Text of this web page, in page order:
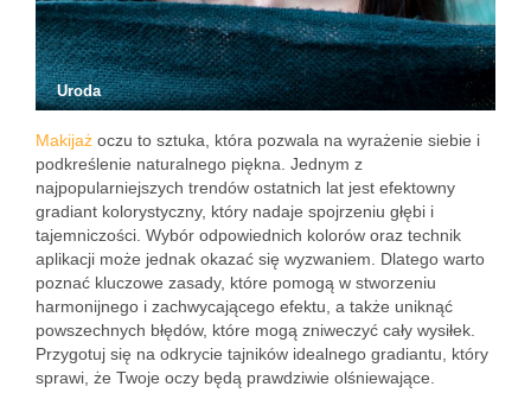
Uroda
Makijaż oczu to sztuka, która pozwala na wyrażenie siebie i
podkreślenie naturalnego piękna. Jednym z
najpopularniejszych trendów ostatnich lat jest efektowny
gradiant kolorystyczny, który nadaje spojrzeniu głębi i
tajemniczości. Wybór odpowiednich kolorów oraz technik
aplikacji może jednak okazać się wyzwaniem. Dlatego warto
poznać kluczowe zasady, które pomogą w stworzeniu
harmonijnego i zachwycającego efektu, a także uniknąć
powszechnych błędów, które mogą zniweczyć cały wysiłek.
Przygotuj się na odkrycie tajników idealnego gradiantu, który
sprawi, że Twoje oczy będą prawdziwie olśniewające.